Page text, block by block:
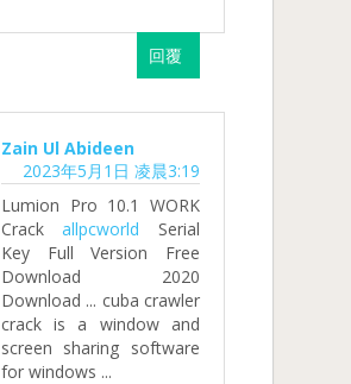
回覆
Zain Ul Abideen
2023年5月1日 凌晨3:19
Lumion Pro 10.1 WORK
Crackallpcworld Serial
Key Full Version Free
Download 2020
Download ... cuba crawler
crack is a window and
screen sharing software
for windows ...